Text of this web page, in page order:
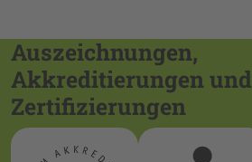
Auszeichnungen,
Akkreditierungen und
Zertifizierungen